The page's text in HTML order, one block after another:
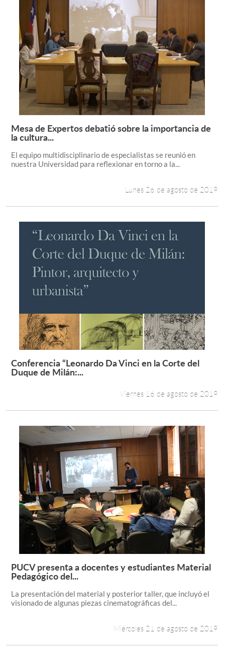
Leer más +
Mesa de Expertos debatió sobre la importancia de
la cultura...
El equipo multidisciplinario de especialistas se reunió en
nuestra Universidad para reflexionar en torno a la...
Lunes 26 de agosto de 2019
Leer más +
Conferencia “Leonardo Da Vinci en la Corte del
Duque de Milán:...
Viernes 16 de agosto de 2019
Leer más +
PUCV presenta a docentes y estudiantes Material
Pedagógico del...
La presentación del material y posterior taller, que incluyó el
visionado de algunas piezas cinematográficas del...
Miércoles 21 de agosto de 2019